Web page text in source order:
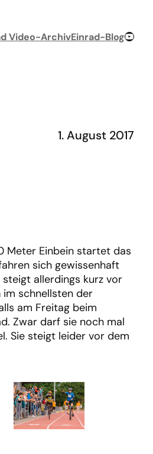
Video-ArchivEinrad-BlogYouTube-
1. August 2017
Meter Einbein startet das
sich gewissenhaft
allerdings kurz vor
schnellsten der
am Freitag beim
Zwar darf sie noch mal
Sie steigt leider vor dem